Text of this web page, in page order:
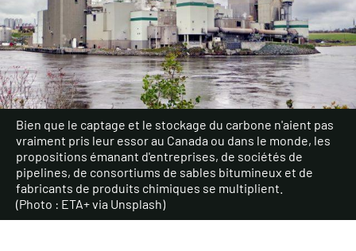
Bien que le captage et le stockage du carbone n'aient pas
vraiment pris leur essor au Canada ou dans le monde, les
propositions émanant d'entreprises, de sociétés de
pipelines, de consortiums de sables bitumineux et de
fabricants de produits chimiques se multiplient.
(Photo : ETA+ via Unsplash)